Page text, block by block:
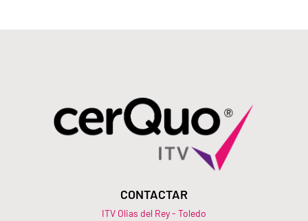
CONTACTAR
ITV Olias del Rey - Toledo